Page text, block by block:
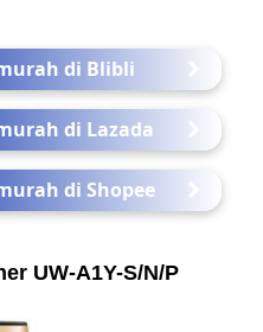
di Blibli
di Lazada
di Shopee
UW-A1Y-S/N/P